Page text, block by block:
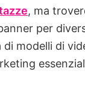
, ma
per
modelli di